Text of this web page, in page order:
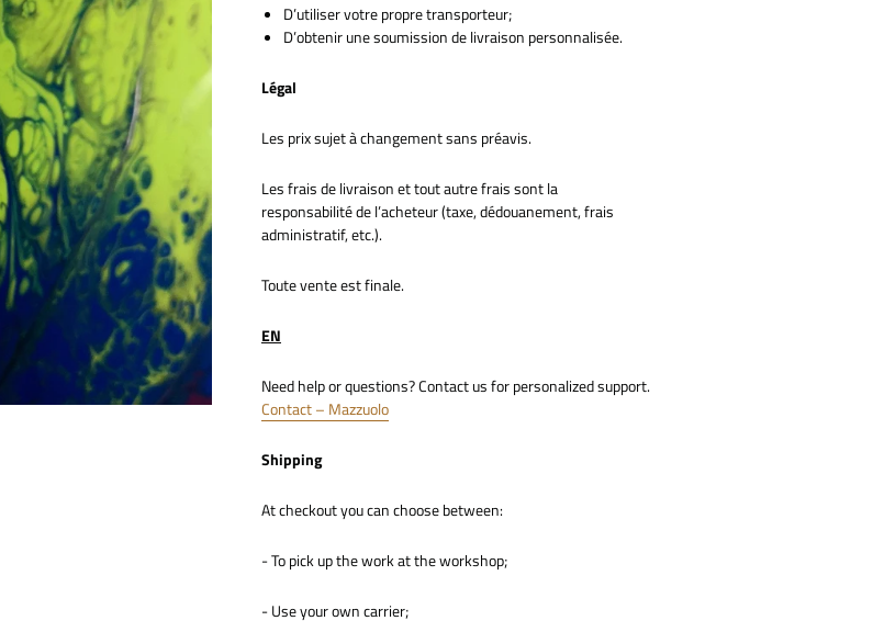
D’utiliser votre propre transporteur;
D’obtenir une soumission de livraison personnalisée.
Légal
Les prix sujet à changement sans préavis.
Les frais de livraison et tout autre frais sont la
responsabilité de l’acheteur (taxe, dédouanement, frais
administratif, etc.).
Toute vente est finale.
EN
Need help or questions? Contact us for personalized support.
Contact – Mazzuolo
Shipping
At checkout you can choose between:
- To pick up the work at the workshop;
- Use your own carrier;